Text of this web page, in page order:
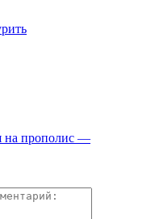
на прополис —